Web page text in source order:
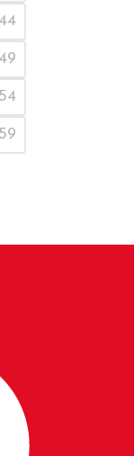
44
49
54
59